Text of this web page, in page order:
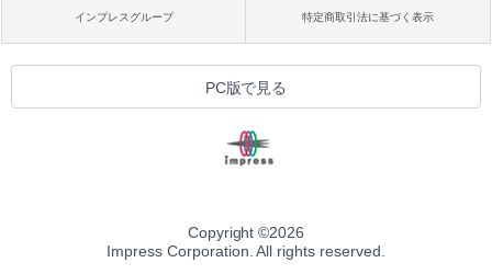
インプレスグループ 特定商取引法に基づく表示
PC版で見る
Copyright ©2026
Impress Corporation. All rights reserved.